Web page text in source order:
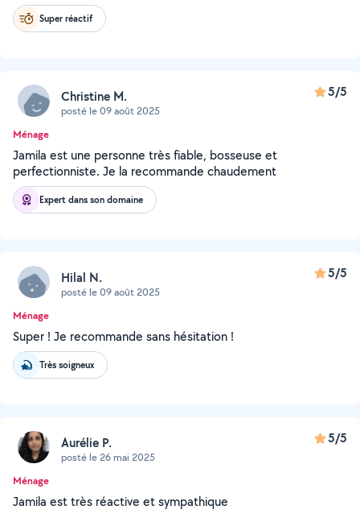
Super réactif
Christine M.
posté le 09 août 2025
5/5
Ménage
Jamila est une personne très fiable, bosseuse et
perfectionniste. Je la recommande chaudement
Expert dans son domaine
Hilal N.
posté le 09 août 2025
5/5
Ménage
Super ! Je recommande sans hésitation !
Très soigneux
Aurélie P.
posté le 26 mai 2025
5/5
Ménage
Jamila est très réactive et sympathique